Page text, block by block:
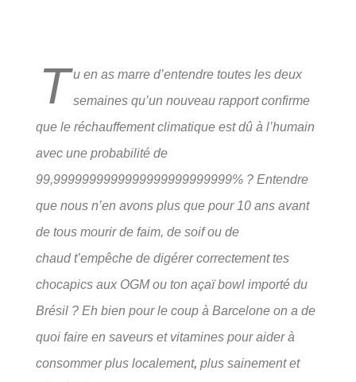
T u en as marre d’entendre toutes les deux
semaines qu’un nouveau rapport confirme
que le réchauffement climatique est dû à l’humain
avec une probabilité de
99,9999999999999999999999999% ? Entendre
que nous n’en avons plus que pour 10 ans avant
de tous mourir de faim, de soif ou de
chaud t’empêche de digérer correctement tes
chocapics aux OGM ou ton açaï bowl importé du
Brésil ? Eh bien pour le coup à Barcelone on a de
quoi faire en saveurs et vitamines pour aider à
consommer plus localement, plus sainement et